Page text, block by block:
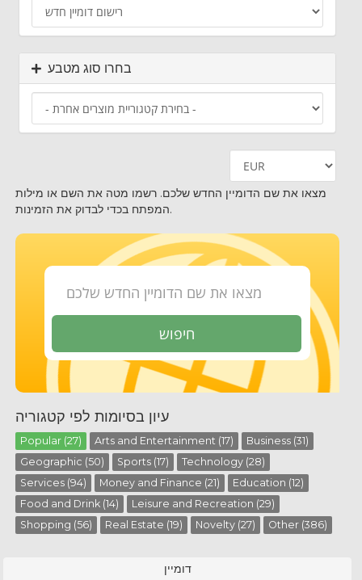
בחרו סוג מטבע
מצאו את שם הדומיין החדש שלכם. רשמו מטה את השם או מילות
המפתח בכדי לבדוק את הזמינות.
חיפוש
עיון בסיומות לפי קטגוריה
Popular (27) Arts and Entertainment (17)
Business (31)
Geographic (50)
Sports (17)
Technology (28)
Services (94)
Money and Finance (21)
Education (12)
Food and Drink (14)
Leisure and Recreation (29)
Shopping (56)
Real Estate (19) Novelty (27) Other (386)
דומיין